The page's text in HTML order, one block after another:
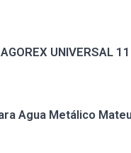
UNIVERSAL
Agua Metálico